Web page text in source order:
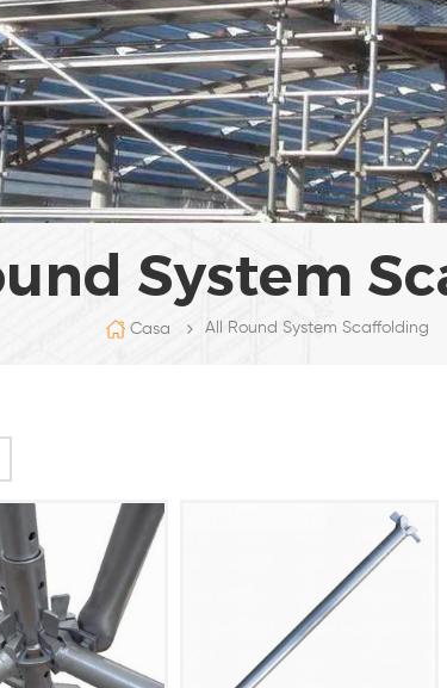
System
Casa All Round System Scaffolding